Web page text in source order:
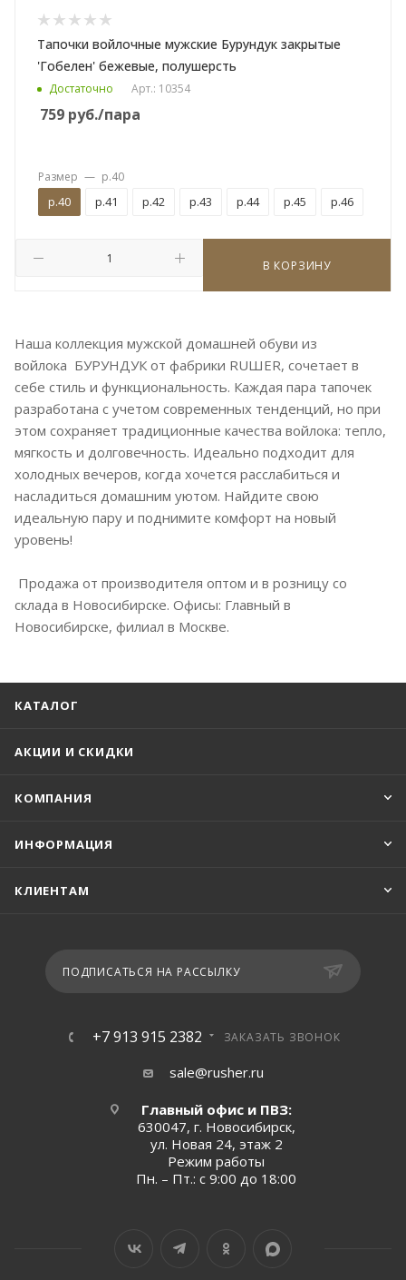
Тапочки войлочные мужские Бурундук закрытые
'Гобелен' бежевые, полушерсть
Достаточно Арт.: 10354
759 руб./пара
В КОРЗИНУ
Размер — р.40
р.40 р.41 р.42 р.43 р.44 р.45 р.46
Наша коллекция мужской домашней обуви из
войлока БУРУНДУК от фабрики RUШER, сочетает в
себе стиль и функциональность. Каждая пара тапочек
разработана с учетом современных тенденций, но при
этом сохраняет традиционные качества войлока: тепло,
мягкость и долговечность. Идеально подходит для
холодных вечеров, когда хочется расслабиться и
насладиться домашним уютом. Найдите свою
идеальную пару и поднимите комфорт на новый
уровень!
Продажа от производителя оптом и в розницу со
склада в Новосибирске. Офисы: Главный в
Новосибирске, филиал в Москве.
КАТАЛОГ
АКЦИИ И СКИДКИ
КОМПАНИЯ
ИНФОРМАЦИЯ
КЛИЕНТАМ
ПОДПИСАТЬСЯ НА РАССЫЛКУ
+7 913 915 2382 ЗАКАЗАТЬ ЗВОНОК
sale@rusher.ru
Главный офис и ПВЗ:
630047, г. Новосибирск,
ул. Новая 24, этаж 2
Режим работы
Пн. – Пт.: с 9:00 до 18:00